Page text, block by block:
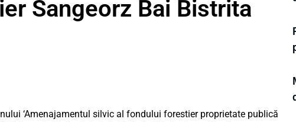
Sangeorz Bai Bistrita
‘Amenajamentul silvic al fondului forestier proprietate publică